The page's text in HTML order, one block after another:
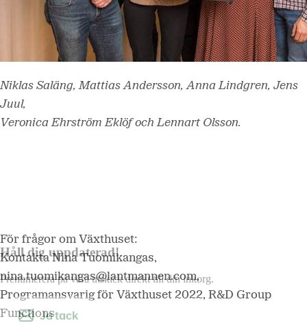
Niklas Saläng, Mattias Andersson, Anna Lindgren, Jens
Juul,
Veronica Ehrström Eklöf och Lennart Olsson.
För frågor om Växthuset:
Kontakta Nina Tuomikangas,
nina.tuomikangas@lantmannen.com,
Programansvarig för Växthuset 2022, R&D Group
Functions
Håll dig uppdaterad!
Prenumerera på våra utskick direkt till din inkorg.
Ja tack